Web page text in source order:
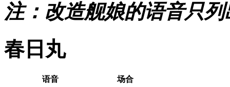
注：改造舰娘的语音只
春日丸
语音 场合